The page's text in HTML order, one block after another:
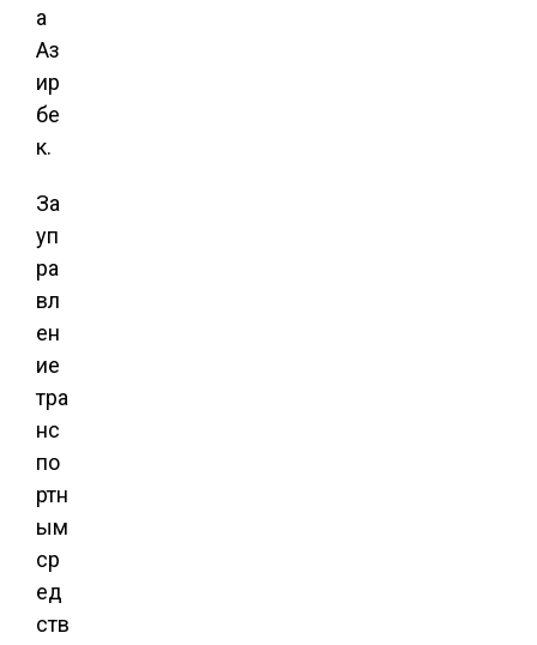
а
Аз
ир
бе
к.
За
уп
ра
вл
ен
ие
тра
нс
по
ртн
ым
ср
ед
ств